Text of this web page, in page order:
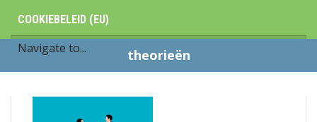
COOKIEBELEID (EU)
theorieën